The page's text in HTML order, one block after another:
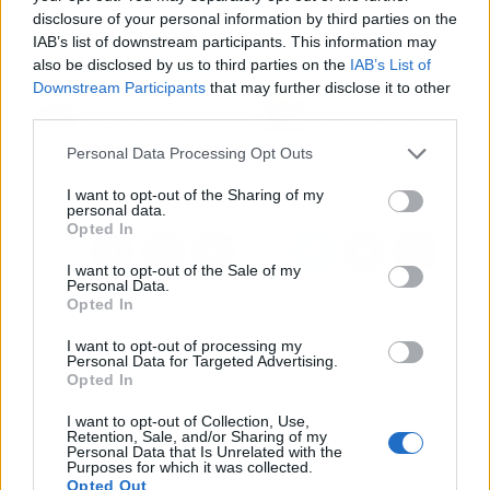
disclosure of your personal information by third parties on the
IAB’s list of downstream participants. This information may
also be disclosed by us to third parties on the IAB’s List of
Downstream Participants that may further disclose it to other
Personal Data Processing Opt Outs
I want to opt-out of the Sharing of my
personal data.
Opted In
I want to opt-out of the Sale of my
Personal Data.
Opted In
I want to opt-out of processing my
Personal Data for Targeted Advertising.
Opted In
I want to opt-out of Collection, Use,
Retention, Sale, and/or Sharing of my
Personal Data that Is Unrelated with the
Purposes for which it was collected.
Opted Out
existentes en el mercado.
eléctrica custom
española de Velca a un
en la eurozona caen tres
décimas en el segundo